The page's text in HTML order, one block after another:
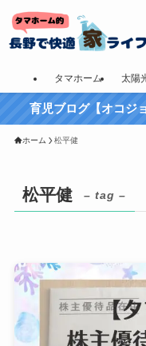
タマホーム 太陽
育児ブログ【オコジ
ホーム 松平健
松平健 – tag –